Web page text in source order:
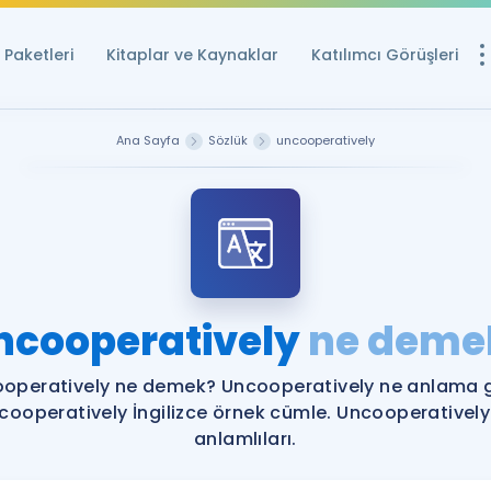
Paketleri Kitaplar ve Kaynaklar Katılımcı Görüşleri
Ücretsiz
YDS ve YÖKDİL
YDS ve YÖKDİL
YDS ve YÖKDİL'e
Ana Sayfa Sözlük uncooperatively
ne
ne demek? Uncooperatively ne anlama
İngilizce örnek cümle.
anlamlıları.